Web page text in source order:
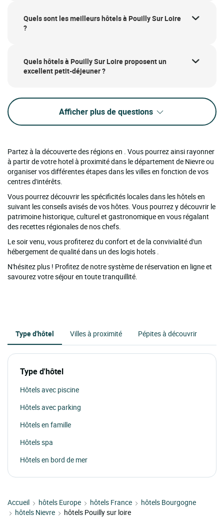
Quels sont les meilleurs hôtels à Pouilly Sur Loire
?
Quels hôtels à Pouilly Sur Loire proposent un
excellent petit-déjeuner ?
Afficher plus de questions
Partez à la découverte des régions en . Vous pourrez ainsi rayonner
à partir de votre hotel à proximité dans le département de Nievre ou
organiser vos différentes étapes dans les villes en fonction de vos
centres d'intérêts.
Vous pourrez découvrir les spécificités locales dans les hôtels en
suivant les conseils avisés de vos hôtes. Vous pourrez y découvrir le
patrimoine historique, culturel et gastronomique en vous régalant
des recettes régionales de nos chefs.
Le soir venu, vous profiterez du confort et de la convivialité d'un
hébergement de qualité dans un des logis hotels .
N'hésitez plus ! Profitez de notre système de réservation en ligne et
savourez votre séjour en toute tranquillité.
Type d'hôtel Villes à proximité Pépites à découvrir
Type d'hôtel
Hôtels avec piscine
Hôtels avec parking
Hôtels en famille
Hôtels spa
Hôtels en bord de mer
Accueil hôtels Europe hôtels France
hôtels Bourgogne
hôtels Nievre
hôtels Pouilly sur loire